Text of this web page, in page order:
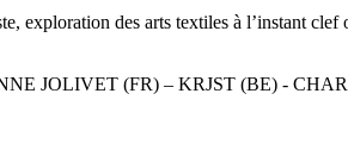
exploration des arts textiles à l’instant
JOLIVET (FR) – KRJST (BE) -